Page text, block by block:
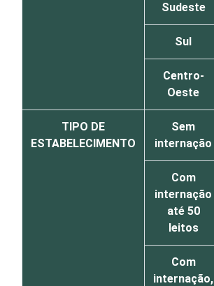
Sudeste
Sul
Centro-
Oeste
TIPO DE
ESTABELECIMENTO
Sem
internação
Com
internação
até 50
leitos
Com
internação,